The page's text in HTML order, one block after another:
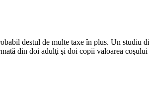
destul de multe taxe în plus. Un studiu
din doi adulţi şi doi copii valoarea